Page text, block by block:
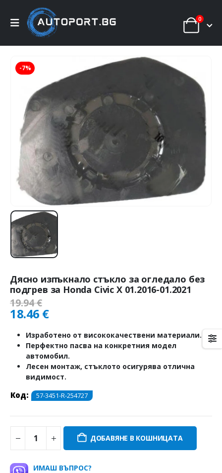
0
-7%
Дясно изпъкнало стъкло за огледало без
подгрев за Honda Civic X 01.2016-01.2021
19.94€
18.46 €
Изработено от висококачествени материали.
Перфектно пасва на конкретния модел
автомобил.
Лесен монтаж, стъклото осигурява отлична
видимост.
Код: 57-3451-R-254727
ДОБАВЯНЕ В КОШНИЦАТА
ИМАШ ВЪПРОС?